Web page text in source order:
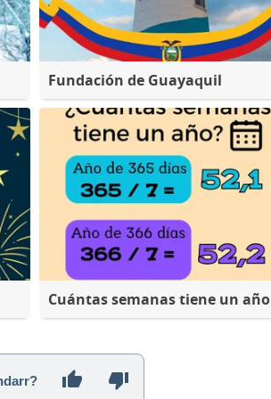
Fundación de Guayaquil
Cuántas semanas tiene un año